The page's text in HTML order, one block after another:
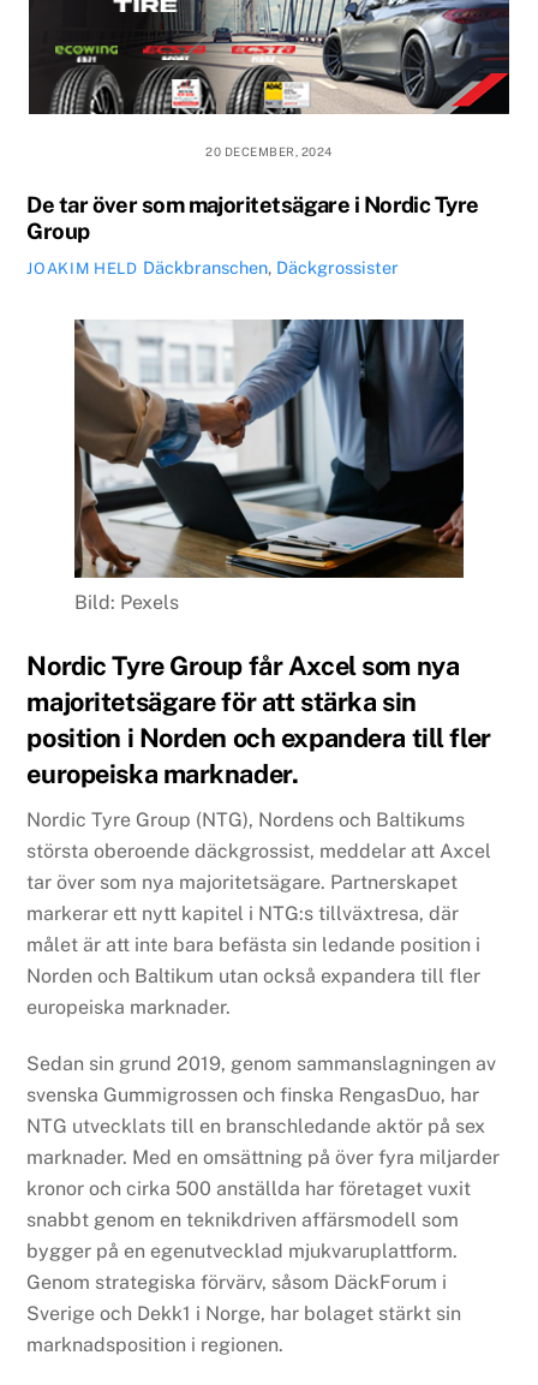
20 DECEMBER, 2024
De tar över som majoritetsägare i Nordic Tyre
Group
JOAKIM HELD Däckbranschen, Däckgrossister
Bild: Pexels
Nordic Tyre Group får Axcel som nya
majoritetsägare för att stärka sin
position i Norden och expandera till fler
europeiska marknader.
Nordic Tyre Group (NTG), Nordens och Baltikums
största oberoende däckgrossist, meddelar att Axcel
tar över som nya majoritetsägare. Partnerskapet
markerar ett nytt kapitel i NTG:s tillväxtresa, där
målet är att inte bara befästa sin ledande position i
Norden och Baltikum utan också expandera till fler
europeiska marknader.
Sedan sin grund 2019, genom sammanslagningen av
svenska Gummigrossen och finska RengasDuo, har
NTG utvecklats till en branschledande aktör på sex
marknader. Med en omsättning på över fyra miljarder
kronor och cirka 500 anställda har företaget vuxit
snabbt genom en teknikdriven affärsmodell som
bygger på en egenutvecklad mjukvaruplattform.
Genom strategiska förvärv, såsom DäckForum i
Sverige och Dekk1 i Norge, har bolaget stärkt sin
marknadsposition i regionen.